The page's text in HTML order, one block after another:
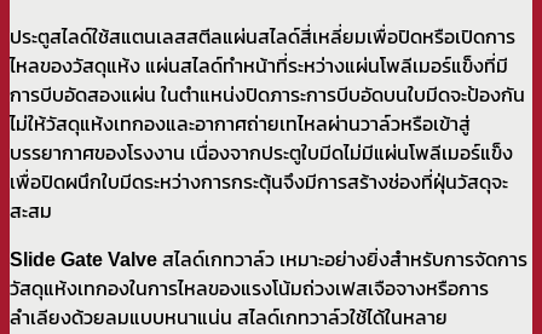
ประตูสไลด์ใช้สแตนเลสสตีลแผ่นสไลด์สี่เหลี่ยมเพื่อปิดหรือเปิดการ
ไหลของวัสดุแห้ง แผ่นสไลด์ทำหน้าที่ระหว่างแผ่นโพลีเมอร์แข็งที่มี
การบีบอัดสองแผ่น ในตำแหน่งปิดภาระการบีบอัดบนใบมีดจะป้องกัน
ไม่ให้วัสดุแห้งเทกองและอากาศถ่ายเทไหลผ่านวาล์วหรือเข้าสู่
บรรยากาศของโรงงาน เนื่องจากประตูใบมีดไม่มีแผ่นโพลีเมอร์แข็ง
เพื่อปิดผนึกใบมีดระหว่างการกระตุ้นจึงมีการสร้างช่องที่ฝุ่นวัสดุจะ
สะสม
Slide Gate Valve สไลด์เกทวาล์ว เหมาะอย่างยิ่งสำหรับการจัดการ
วัสดุแห้งเทกองในการไหลของแรงโน้มถ่วงเฟสเจือจางหรือการ
ลำเลียงด้วยลมแบบหนาแน่น สไลด์เกทวาล์วใช้ได้ในหลาย